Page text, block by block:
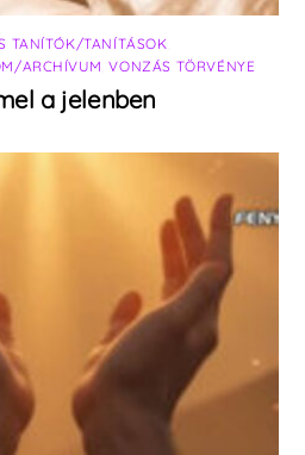
TANÍTÓK/TANÍTÁSOK
ARCHÍVUM ,VONZÁS TÖRVÉNYE
a jelenben